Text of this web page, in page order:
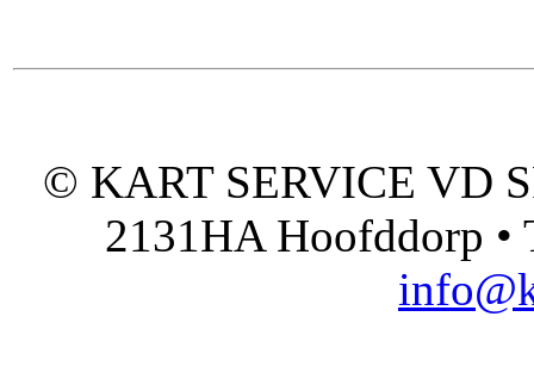
© KART SERVICE VD
2131HA Hoofddorp •